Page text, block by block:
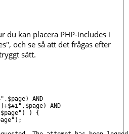
du kan placera PHP-includes i
och se så att det frågas efter
sätt.
AND
AND
) {